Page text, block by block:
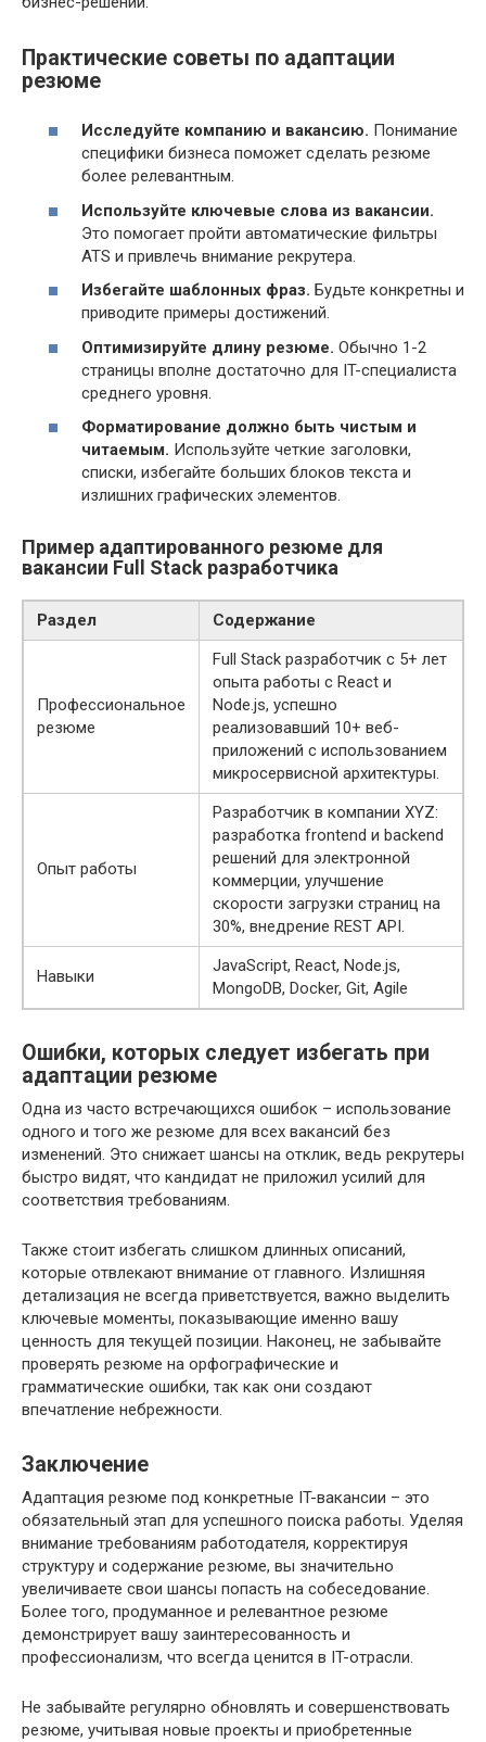
Практические советы по адаптации
резюме
Исследуйте компанию и вакансию. Понимание
специфики бизнеса поможет сделать резюме
более релевантным.
Используйте ключевые слова из вакансии.
Это помогает пройти автоматические фильтры
ATS и привлечь внимание рекрутера.
Избегайте шаблонных фраз. Будьте конкретны и
приводите примеры достижений.
Оптимизируйте длину резюме. Обычно 1-2
страницы вполне достаточно для IT-специалиста
среднего уровня.
Форматирование должно быть чистым и
читаемым. Используйте четкие заголовки,
списки, избегайте больших блоков текста и
излишних графических элементов.
Пример адаптированного резюме для
вакансии Full Stack разработчика
Раздел Содержание
Профессиональное
резюме
Full Stack разработчик с 5+ лет
опыта работы с React и
Node.js, успешно
реализовавший 10+ веб-
приложений с использованием
микросервисной архитектуры.
Опыт работы
Разработчик в компании XYZ:
разработка frontend и backend
решений для электронной
коммерции, улучшение
скорости загрузки страниц на
30%, внедрение REST API.
Навыки
JavaScript, React, Node.js,
MongoDB, Docker, Git, Agile
Ошибки, которых следует избегать при
адаптации резюме
Одна из часто встречающихся ошибок – использование
одного и того же резюме для всех вакансий без
изменений. Это снижает шансы на отклик, ведь рекрутеры
быстро видят, что кандидат не приложил усилий для
соответствия требованиям.
Также стоит избегать слишком длинных описаний,
которые отвлекают внимание от главного. Излишняя
детализация не всегда приветствуется, важно выделить
ключевые моменты, показывающие именно вашу
ценность для текущей позиции. Наконец, не забывайте
проверять резюме на орфографические и
грамматические ошибки, так как они создают
впечатление небрежности.
Заключение
Адаптация резюме под конкретные IT-вакансии – это
обязательный этап для успешного поиска работы. Уделяя
внимание требованиям работодателя, корректируя
структуру и содержание резюме, вы значительно
увеличиваете свои шансы попасть на собеседование.
Более того, продуманное и релевантное резюме
демонстрирует вашу заинтересованность и
профессионализм, что всегда ценится в IT-отрасли.
Не забывайте регулярно обновлять и совершенствовать
резюме, учитывая новые проекты и приобретенные